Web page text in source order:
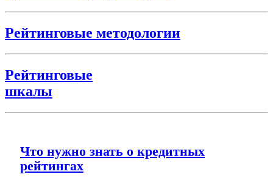
Рейтинговые методологии
Рейтинговые
шкалы
Что нужно знать о кредитных
рейтингах